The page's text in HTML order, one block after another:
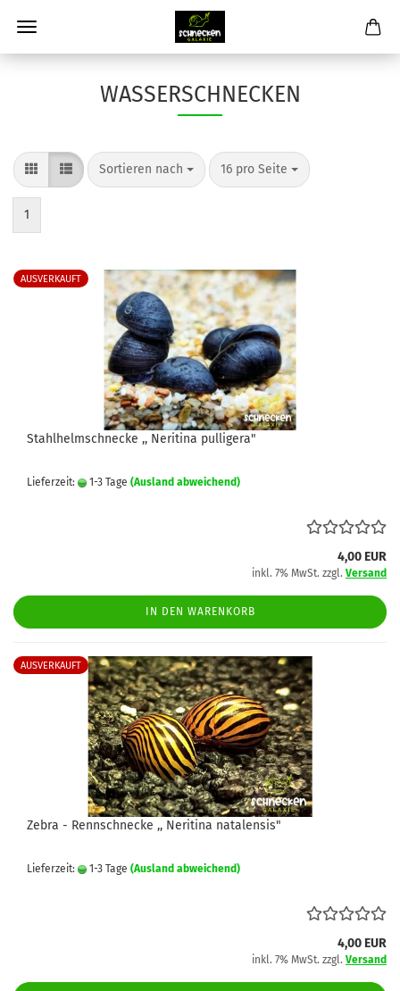
WASSERSCHNECKEN
Sortieren nach
Sortieren nach 16 pro Seite
pro Seite
1
AUSVERKAUFT
Stahlhelmschnecke ,, Neritina pulligera"
Lieferzeit: 1-3 Tage (Ausland abweichend)
4,00 EUR
inkl. 7% MwSt. zzgl. Versand
IN DEN WARENKORB
AUSVERKAUFT
Zebra - Rennschnecke ,, Neritina natalensis"
Lieferzeit: 1-3 Tage (Ausland abweichend)
4,00 EUR
inkl. 7% MwSt. zzgl. Versand